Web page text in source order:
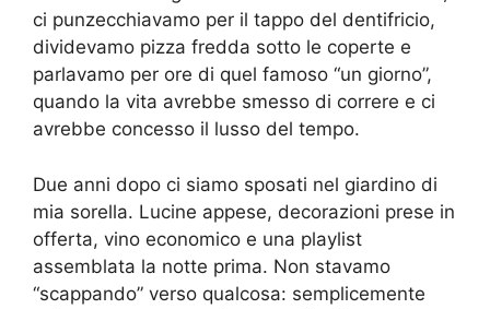
ci punzecchiavamo per il tappo del dentifricio,
dividevamo pizza fredda sotto le coperte e
parlavamo per ore di quel famoso “un giorno”,
quando la vita avrebbe smesso di correre e ci
avrebbe concesso il lusso del tempo.
Due anni dopo ci siamo sposati nel giardino di
mia sorella. Lucine appese, decorazioni prese in
offerta, vino economico e una playlist
assemblata la notte prima. Non stavamo
“scappando” verso qualcosa: semplicemente